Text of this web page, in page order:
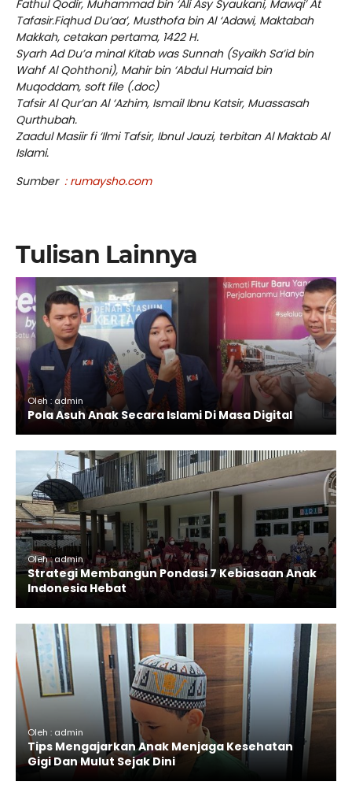
Fathul Qodir, Muhammad bin ‘Ali Asy Syaukani, Mawqi’ At
Tafasir.Fiqhud Du’aa’, Musthofa bin Al ‘Adawi, Maktabah
Makkah, cetakan pertama, 1422 H.
Syarh Ad Du’a minal Kitab was Sunnah (Syaikh Sa’id bin
Wahf Al Qohthoni), Mahir bin ‘Abdul Humaid bin
Muqoddam, soft file (.doc)
Tafsir Al Qur’an Al ‘Azhim, Ismail Ibnu Katsir, Muassasah
Qurthubah.
Zaadul Masiir fi ‘Ilmi Tafsir, Ibnul Jauzi, terbitan Al Maktab Al
Islami.
Sumber : rumaysho.com
Tulisan Lainnya
Oleh : admin
Pola Asuh Anak Secara Islami Di Masa Digital
Oleh : admin
Strategi Membangun Pondasi 7 Kebiasaan Anak
Indonesia Hebat
Oleh : admin
Tips Mengajarkan Anak Menjaga Kesehatan
Gigi Dan Mulut Sejak Dini